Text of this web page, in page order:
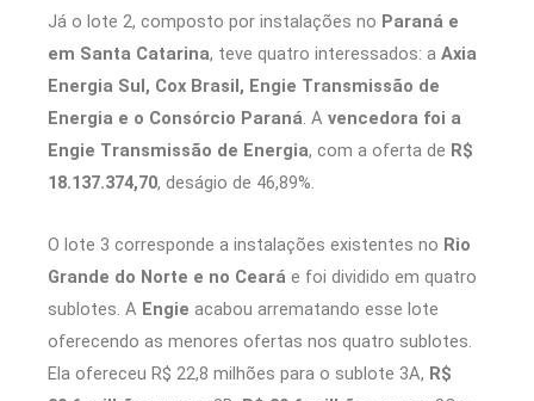
Já o lote 2, composto por instalações no Paraná e
em Santa Catarina, teve quatro interessados: a Axia
Energia Sul, Cox Brasil, Engie Transmissão de
Energia e o Consórcio Paraná. A vencedora foi a
Engie Transmissão de Energia, com a oferta de R$
18.137.374,70, deságio de 46,89%.
O lote 3 corresponde a instalações existentes no Rio
Grande do Norte e no Ceará e foi dividido em quatro
sublotes. A Engie acabou arrematando esse lote
oferecendo as menores ofertas nos quatro sublotes.
Ela ofereceu R$ 22,8 milhões para o sublote 3A, R$